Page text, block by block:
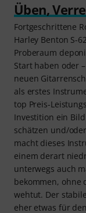
Üben,
Fortgeschrittene
Harley Benton S-
Proberaum
Start haben oder
neuen
als erstes
top Preis-
Investition ein
schätzen und/
macht dieses
einem derart
unterwegs auch
bekommen, ohne
wehtut. Der
eher etwas für